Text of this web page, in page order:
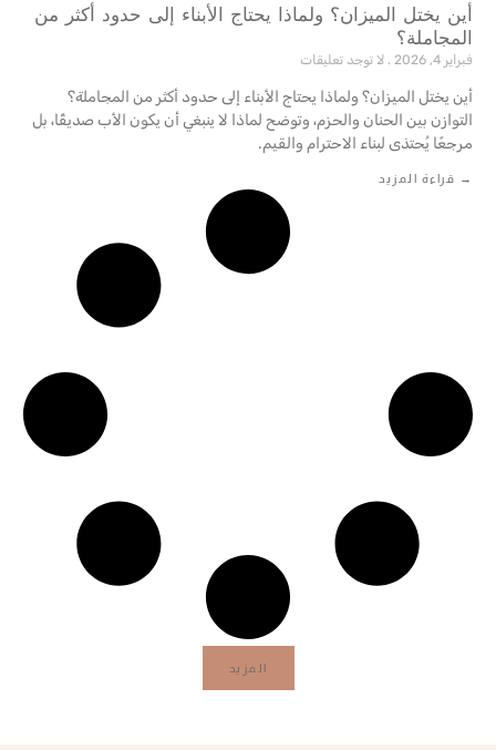
أين يختل الميزان؟ ولماذا يحتاج الأبناء إلى حدود أكثر من
المجاملة؟
فبراير 4, 2026 لا توجد تعليقات
أين يختل الميزان؟ ولماذا يحتاج الأبناء إلى حدود أكثر من المجاملة؟
التوازن بين الحنان والحزم، وتوضح لماذا لا ينبغي أن يكون الأب صديقًا، بل
مرجعًا يُحتذى لبناء الاحترام والقيم.‎
→ قراءة المزيد
المزيد